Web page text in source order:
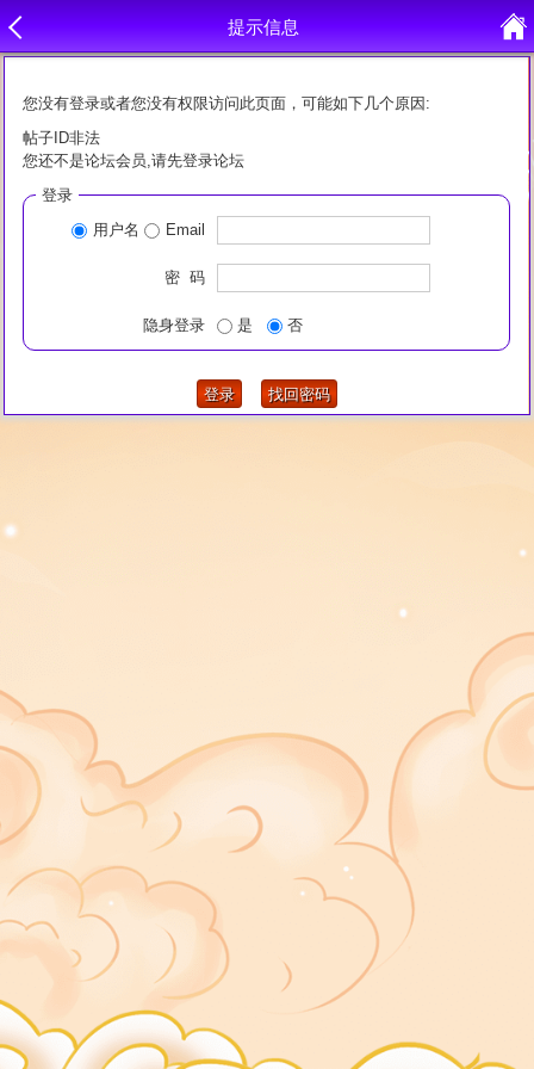
提示信息
您没有登录或者您没有权限访问此页面，可能如下几个原因:
帖子ID非法
您还不是论坛会员,请先登录论坛
登录
用户名
Email
密 码
隐身登录 是 否